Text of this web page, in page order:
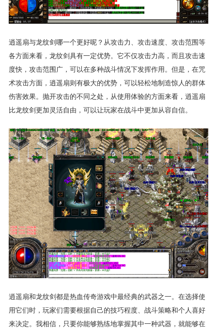
逍遥扇与龙纹剑哪一个更好呢？从攻击力、攻击速度、攻击范围等
各方面来看，龙纹剑具有一定优势。它不仅攻击力高，而且攻击速
度快，攻击范围广，可以在多种战斗情况下发挥作用。但是，在咒
术攻击方面，逍遥扇则有极大的优势，可以轻松地制造惊人的群体
伤害效果。抛开攻击的不同之处，从使用体验的方面来看，逍遥扇
比龙纹剑更加灵活自由，可以让玩家在战斗中更加从容自信。
逍遥扇和龙纹剑都是热血传奇游戏中最经典的武器之一。在选择使
用它们时，玩家们需要根据自己的技巧程度、战斗策略和个人喜好
来决定。我相信，只要你能够熟练地掌握其中一种武器，就能够在